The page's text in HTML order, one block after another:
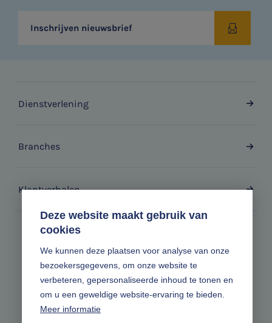
Deze website maakt gebruik van
cookies
We kunnen deze plaatsen voor analyse van onze
bezoekersgegevens, om onze website te
verbeteren, gepersonaliseerde inhoud te tonen en
om u een geweldige website-ervaring te bieden.
Meer informatie
Inschrijven nieuwsbrief
Dienstverlening
Branches
Klantverhalen
Volg ons online